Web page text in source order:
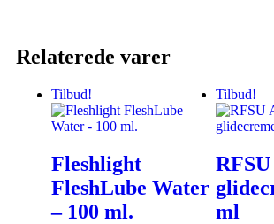
Relaterede varer
Tilbud!
Fleshlight
FleshLube Water
– 100 ml.
Tilbud!
ml